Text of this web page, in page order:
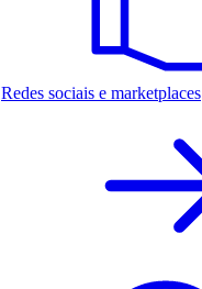
Redes sociais e marketplaces